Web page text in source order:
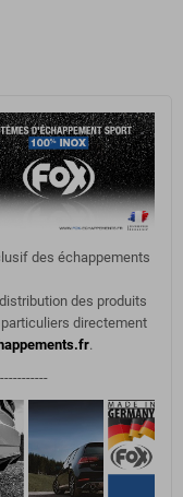
des échappements
des produits
directement
.